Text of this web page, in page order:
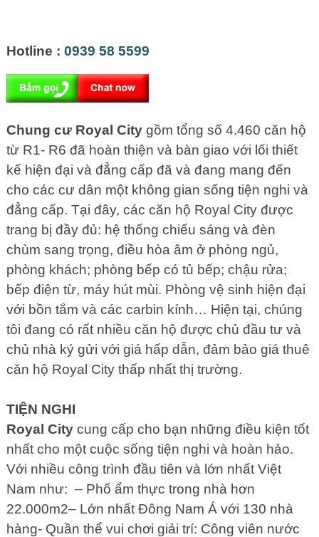
Hotline : 0939 58 5599
Chung cư Royal City gồm tổng số 4.460 căn hộ
từ R1- R6 đã hoàn thiện và bàn giao với lối thiết
kế hiện đại và đẳng cấp đã và đang mang đến
cho các cư dân một không gian sống tiện nghi và
đẳng cấp. Tại đây, các căn hộ Royal City được
trang bị đầy đủ: hệ thống chiếu sáng và đèn
chùm sang trọng, điều hòa âm ở phòng ngủ,
phòng khách; phòng bếp có tủ bếp; chậu rửa;
bếp điện từ, máy hút mùi. Phòng vệ sinh hiện đại
với bồn tắm và các carbin kính… Hiện tại, chúng
tôi đang có rất nhiều căn hộ được chủ đầu tư và
chủ nhà ký gửi với giá hấp dẫn, đảm bảo giá thuê
căn hộ Royal City thấp nhất thị trường.
TIỆN NGHI
Royal Citycung cấp cho bạn những điều kiện tốt
nhất cho một cuộc sống tiện nghi và hoàn hảo.
Với nhiều công trình đầu tiên và lớn nhất Việt
Nam như: – Phố ẩm thực trong nhà hơn
22.000m2– Lớn nhất Đông Nam Á với 130 nhà
hàng- Quần thể vui chơi giải trí: Công viên nước